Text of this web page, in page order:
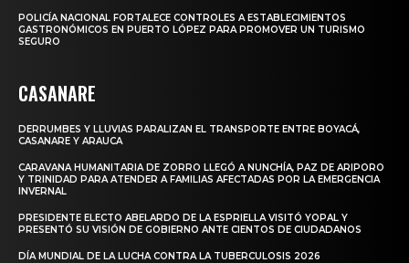
POLICÍA NACIONAL FORTALECE CONTROLES A ESTABLECIMIENTOS
GASTRONÓMICOS EN PUERTO LÓPEZ PARA PROMOVER UN TURISMO
SEGURO
CASANARE
DERRUMBES Y LLUVIAS PARALIZAN EL TRANSPORTE ENTRE BOYACÁ,
CASANARE Y ARAUCA
CARAVANA HUMANITARIA DE ZORRO LLEGÓ A NUNCHÍA, PAZ DE ARIPORO
Y TRINIDAD PARA ATENDER A FAMILIAS AFECTADAS POR LA EMERGENCIA
INVERNAL
PRESIDENTE ELECTO ABELARDO DE LA ESPRIELLA VISITÓ YOPAL Y
PRESENTÓ SU VISIÓN DE GOBIERNO ANTE CIENTOS DE CIUDADANOS
DÍA MUNDIAL DE LA LUCHA CONTRA LA TUBERCULOSIS 2026